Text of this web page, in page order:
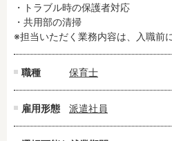
・トラブル時の保護者対応
・共用部の清掃
※担当いただく業務内容は、入職前
職種 保育士
雇用形態 派遣社員